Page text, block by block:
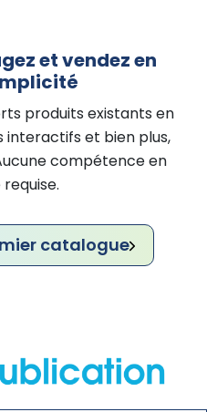
et vendez en
produits existants en
interactifs et bien plus,
compétence en
catalogue